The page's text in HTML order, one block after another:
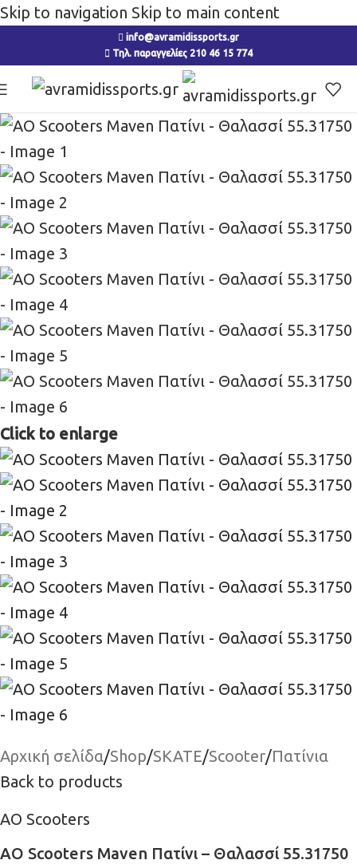
Skip to navigation Skip to main content
info@avramidissports.gr
Τηλ. παραγγελίες 210 46 15 774
Click to enlarge
Αρχική σελίδα/Shop/SKATE/Scooter/Πατίνια
Back to products
AO Scooters
AO Scooters Maven Πατίνι – Θαλασσί 55.31750